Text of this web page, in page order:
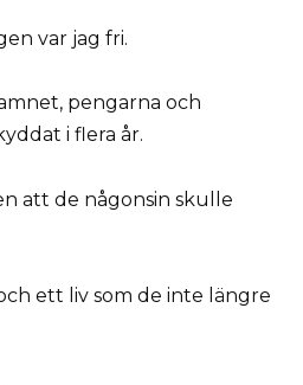
var jag fri.
pengarna och
i flera år.
att de någonsin skulle
ett liv som de inte längre